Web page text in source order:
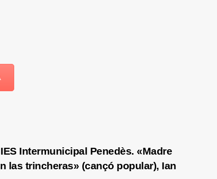
IES Intermunicipal Penedès. «Madre
las trincheras» (cançó popular), Ian